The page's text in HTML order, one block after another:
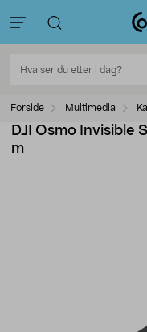
Forside Multimedia
DJI Osmo Invisible
m